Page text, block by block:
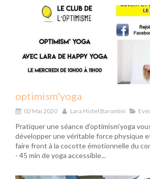
optimism'yoga
02 Mai 2020 Lara Histel Barontini
Pratiquer une séance d’optimism’yoga
développer une véritable force physique
faire front à la cocotte émotionnelle du
- 45 min de yoga accessible...